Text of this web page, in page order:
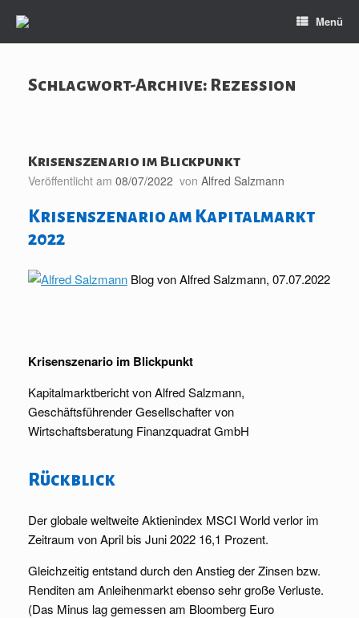
Inhalt
Menü
Schlagwort-Archive: Rezession
Krisenszenario im Blickpunkt
Veröffentlicht am 08/07/2022 von Alfred Salzmann
Krisenszenario am Kapitalmarkt
2022
Blog von Alfred Salzmann, 07.07.2022
Krisenszenario im Blickpunkt
Kapitalmarktbericht von Alfred Salzmann,
Geschäftsführender Gesellschafter von
Wirtschaftsberatung Finanzquadrat GmbH
Rückblick
Der globale weltweite Aktienindex MSCI World verlor im
Zeitraum von April bis Juni 2022 16,1 Prozent.
Gleichzeitig entstand durch den Anstieg der Zinsen bzw.
Renditen am Anleihenmarkt ebenso sehr große Verluste.
(Das Minus lag gemessen am Bloomberg Euro